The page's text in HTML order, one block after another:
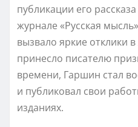
публикации его
журнале «Русская
вызвало яркие отклики
принесло писателю
времени, Гаршин стал
и публиковал свои
изданиях.